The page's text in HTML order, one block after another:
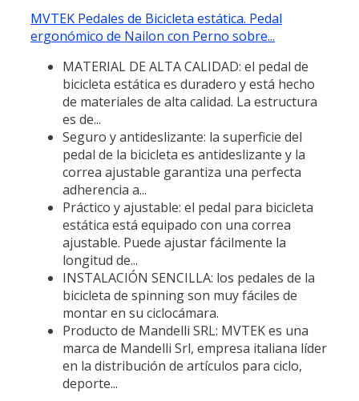
MVTEK Pedales de Bicicleta estática. Pedal
ergonómico de Nailon con Perno sobre...
MATERIAL DE ALTA CALIDAD: el pedal de
bicicleta estática es duradero y está hecho
de materiales de alta calidad. La estructura
es de...
Seguro y antideslizante: la superficie del
pedal de la bicicleta es antideslizante y la
correa ajustable garantiza una perfecta
adherencia a...
Práctico y ajustable: el pedal para bicicleta
estática está equipado con una correa
ajustable. Puede ajustar fácilmente la
longitud de...
INSTALACIÓN SENCILLA: los pedales de la
bicicleta de spinning son muy fáciles de
montar en su ciclocámara.
Producto de Mandelli SRL: MVTEK es una
marca de Mandelli Srl, empresa italiana líder
en la distribución de artículos para ciclo,
deporte...